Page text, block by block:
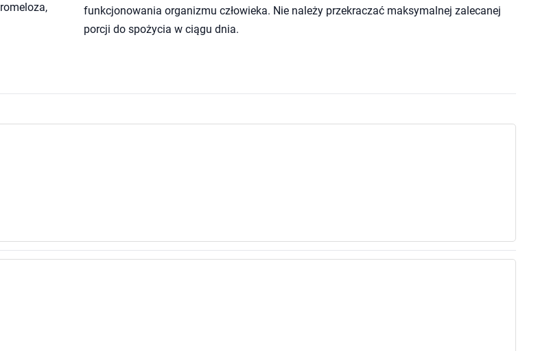
funkcjonowania organizmu człowieka. Nie należy przekraczać maksymalnej zalecanej
porcji do spożycia w ciągu dnia.